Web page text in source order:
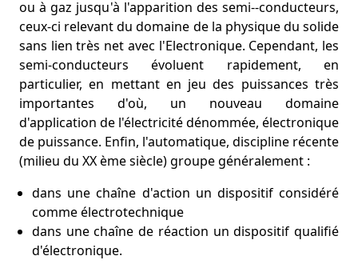
ou à gaz jusqu'à l'apparition des semi--conducteurs,
ceux-ci relevant du domaine de la physique du solide
sans lien très net avec l'Electronique. Cependant, les
semi-conducteurs évoluent rapidement, en
particulier, en mettant en jeu des puissances très
importantes d'où, un nouveau domaine
d'application de l'électricité dénommée, électronique
de puissance. Enfin, l'automatique, discipline récente
(milieu du XX ème siècle) groupe généralement :
dans une chaîne d'action un dispositif considéré
comme électrotechnique
dans une chaîne de réaction un dispositif qualifié
d'électronique.